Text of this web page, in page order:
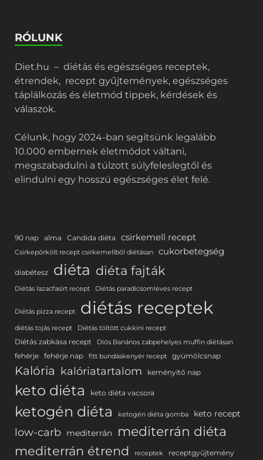
RÓLUNK
Diet.hu – diétás és egészséges receptek,
étrendek, recept gyűjtemények, egészséges
táplálkozás és életmód tippek, kérdések és
válaszok.
Célunk, hogy 2024-ban segítsünk legalább
10.000 embernek életmódot váltani,
megszabadulni a túlzott súlyfeleslegtől és
elindulni egy hosszú egészséges élet felé.
90 nap alma Candida diéta csirkemell recept
Csirkepörkölt recept csirkemellből diétásan cukorbetegség
diabétesz diéta diéta fajták
Diétás lazacfasírt recept Diétás paradicsomleves recept
Diétás pizza recept diétás receptek
diétás tojás recept Diétás töltött cukkini recept
Diétás zabkása recept Diós Banános zabpehelyes muffin diétásan
fehérje fehérje nap fitt bundáskenyér recept gyümölcsnap
Kalória kalóriatartalom keményítő nap
keto diéta keto diéta vacsora
ketogén diéta ketogén diéta gomba keto recept
low-carb mediterrán mediterrán diéta
mediterrán étrend receptek receptgyűjtemény